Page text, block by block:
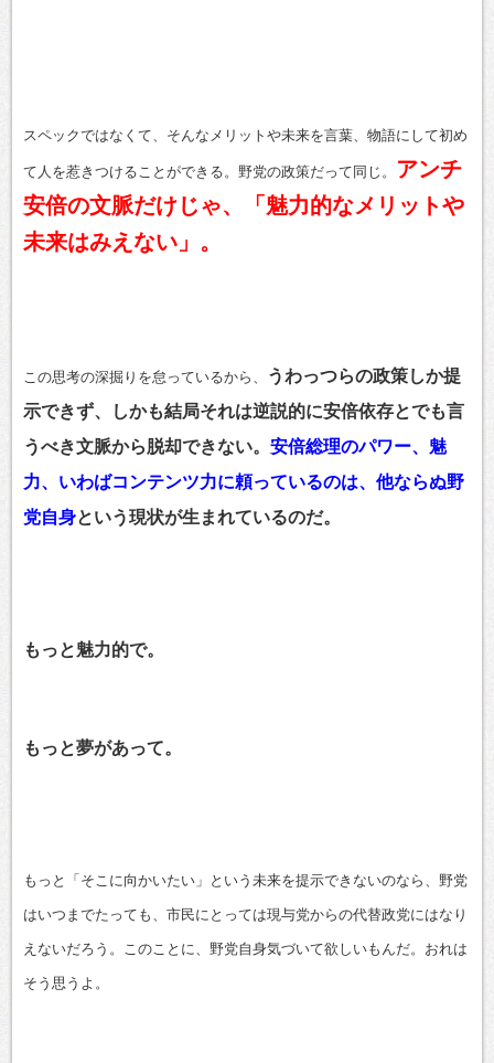
スペックではなくて、そんなメリットや未来を言葉、物語にして初め
て人を惹きつけることができる。野党の政策だって同じ。
アンチ
安倍の文脈だけじゃ、「魅力的なメリットや
未来はみえない」。
この思考の深掘りを怠っているから、
うわっつらの政策しか提
示できず、しかも結局それは逆説的に安倍依存とでも言
うべき文脈から脱却できない。 安倍総理のパワー、魅
力、いわばコンテンツ力に頼っているのは、他ならぬ野
党自身という現状が生まれているのだ。
もっと魅力的で。
もっと夢があって。
もっと「そこに向かいたい」という未来を提示できないのなら、野党
はいつまでたっても、市民にとっては現与党からの代替政党にはなり
えないだろう。このことに、野党自身気づいて欲しいもんだ。おれは
そう思うよ。